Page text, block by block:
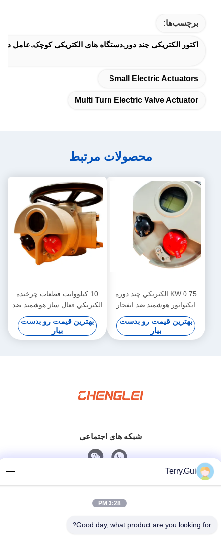
برچسب‌ها:
اکتور الکتریکی چند دور,دستگاه های الکتریکی کوچک,عامل
Small Electric Actuators
Multi Turn Electric Valve Actuator
محصولات مرتبط
0.75 KW الکتريکي چند دوره
ايکتواتور هوشمند ضد انفجار
300NM IP67
بهترین قیمت رو بدست
بیار
10 کيلووايت قطعات چرخنده
الکتريکي فعال ساز هوشمند ضد
انفجار
بهترین قیمت رو بدست
بیار
شبکه های اجتماعی
Terry.Gui
3:28 PM
Good day, what product are you looking for?